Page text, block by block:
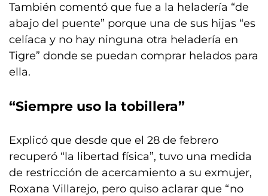
También comentó que fue a la heladería “de
abajo del puente” porque una de sus hijas “es
celíaca y no hay ninguna otra heladería en
Tigre” donde se puedan comprar helados para
ella.
“Siempre uso la tobillera”
Explicó que desde que el 28 de febrero
recuperó “la libertad física”, tuvo una medida
de restricción de acercamiento a su exmujer,
Roxana Villarejo, pero quiso aclarar que “no